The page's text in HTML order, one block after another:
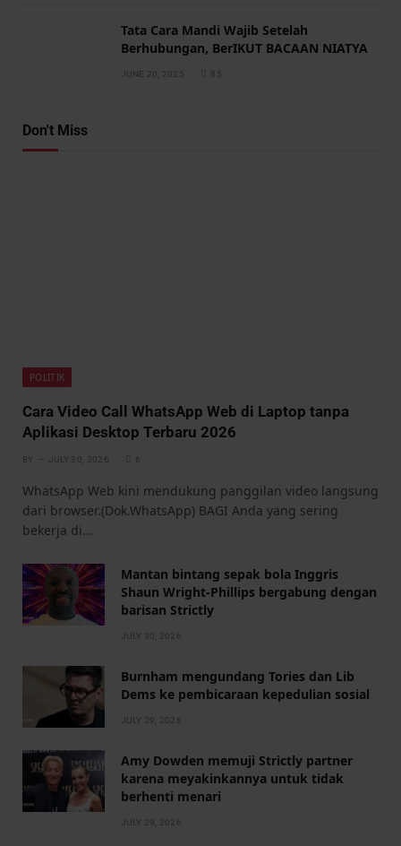
Tata Cara Mandi Wajib Setelah
Berhubungan, BerIKUT BACAAN NIATYA
JUNE 20, 2025 85
Don't Miss
POLITIK
Cara Video Call WhatsApp Web di Laptop tanpa
Aplikasi Desktop Terbaru 2026
BY JULY 30, 2026 6
WhatsApp Web kini mendukung panggilan video langsung
dari browser.(Dok.WhatsApp) BAGI Anda yang sering
bekerja di…
Mantan bintang sepak bola Inggris
Shaun Wright-Phillips bergabung dengan
barisan Strictly
JULY 30, 2026
Burnham mengundang Tories dan Lib
Dems ke pembicaraan kepedulian sosial
JULY 29, 2026
Amy Dowden memuji Strictly partner
karena meyakinkannya untuk tidak
berhenti menari
JULY 29, 2026